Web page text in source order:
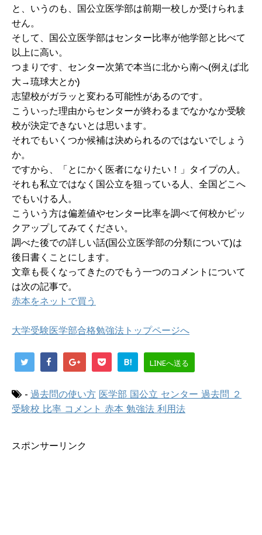
と、いうのも、国公立医学部は前期一校しか受けられま
せん。
そして、国公立医学部はセンター比率が他学部と比べて
以上に高い。
つまりです、センター次第で本当に北から南へ(例えば北
大→琉球大とか)
志望校がガラッと変わる可能性があるのです。
こういった理由からセンターが終わるまでなかなか受験
校が決定できないとは思います。
それでもいくつか候補は決められるのではないでしょう
か。
ですから、「とにかく医者になりたい！」タイプの人。
それも私立ではなく国公立を狙っている人、全国どこへ
でもいける人。
こういう方は偏差値やセンター比率を調べて何校かピッ
クアップしてみてください。
調べた後での詳しい話(国公立医学部の分類について)は
後日書くことにします。
文章も長くなってきたのでもう一つのコメントについて
は次の記事で。
赤本をネットで買う
大学受験医学部合格勉強法トップページへ
B! LINEへ送る
- 過去問の使い方 医学部 国公立 センター 過去問 ２
受験校 比率 コメント 赤本 勉強法 利用法
スポンサーリンク